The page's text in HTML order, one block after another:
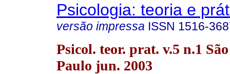
Psicologia: teoria e
versão impressa ISSN 1516-
Psicol. teor. prat. v.5 n.1 São
Paulo jun. 2003